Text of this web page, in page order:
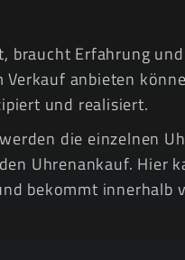
braucht Erfahrung
anbieten
und realisiert.
die einzelnen
Uhrenankauf. Hier
bekommt innerhalb